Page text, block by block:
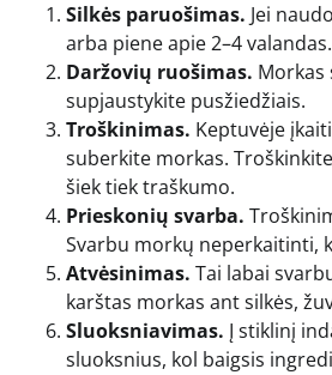
Silkės paruošimas. Jei
arba piene apie 2–4
Daržovių ruošimas. Morkas
supjaustykite pusžiedžiais.
Troškinimas. Keptuvėje
suberkite morkas.
šiek tiek traškumo.
Prieskonių svarba.
Svarbu morkų neperkaitinti,
Atvėsinimas. Tai labai
karštas morkas ant silkės,
Sluoksniavimas. Į stiklinį
sluoksnius, kol baigsis